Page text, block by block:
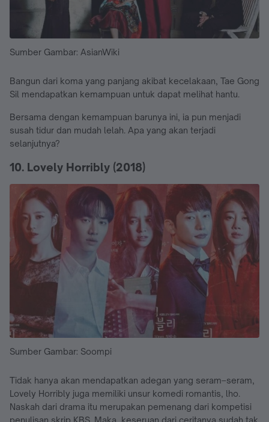
Sumber Gambar: AsianWiki
Bangun dari koma yang panjang akibat kecelakaan, Tae Gong
Sil mendapatkan kemampuan untuk dapat melihat hantu.
Bersama dengan kemampuan barunya ini, ia pun menjadi
susah tidur dan mudah lelah. Apa yang akan terjadi
selanjutnya?
10. Lovely Horribly (2018)
Sumber Gambar: Soompi
Tidak hanya akan mendapatkan adegan yang seram–seram,
Lovely Horribly juga memiliki unsur komedi romantis, lho.
Naskah dari drama itu merupakan pemenang dari kompetisi
penulisan skrip KBS. Maka, keseruan dari ceritanya sudah tak